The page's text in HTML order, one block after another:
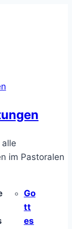
im Pastoralen
Go
tt
es